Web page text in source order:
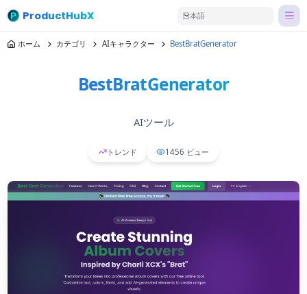
ProductHubX 日本語
ホーム カテゴリ AIキャラクター BestBratGenerator
BestBratGenerator
AIツール
トレンド 1456 ビュー